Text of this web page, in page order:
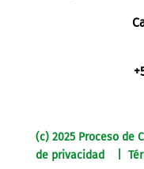
(c) 2025 Proceso
de privacidad |